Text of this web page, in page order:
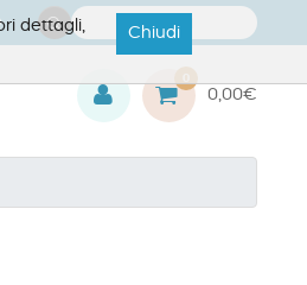
0,00€
Chiudi
dettagli,